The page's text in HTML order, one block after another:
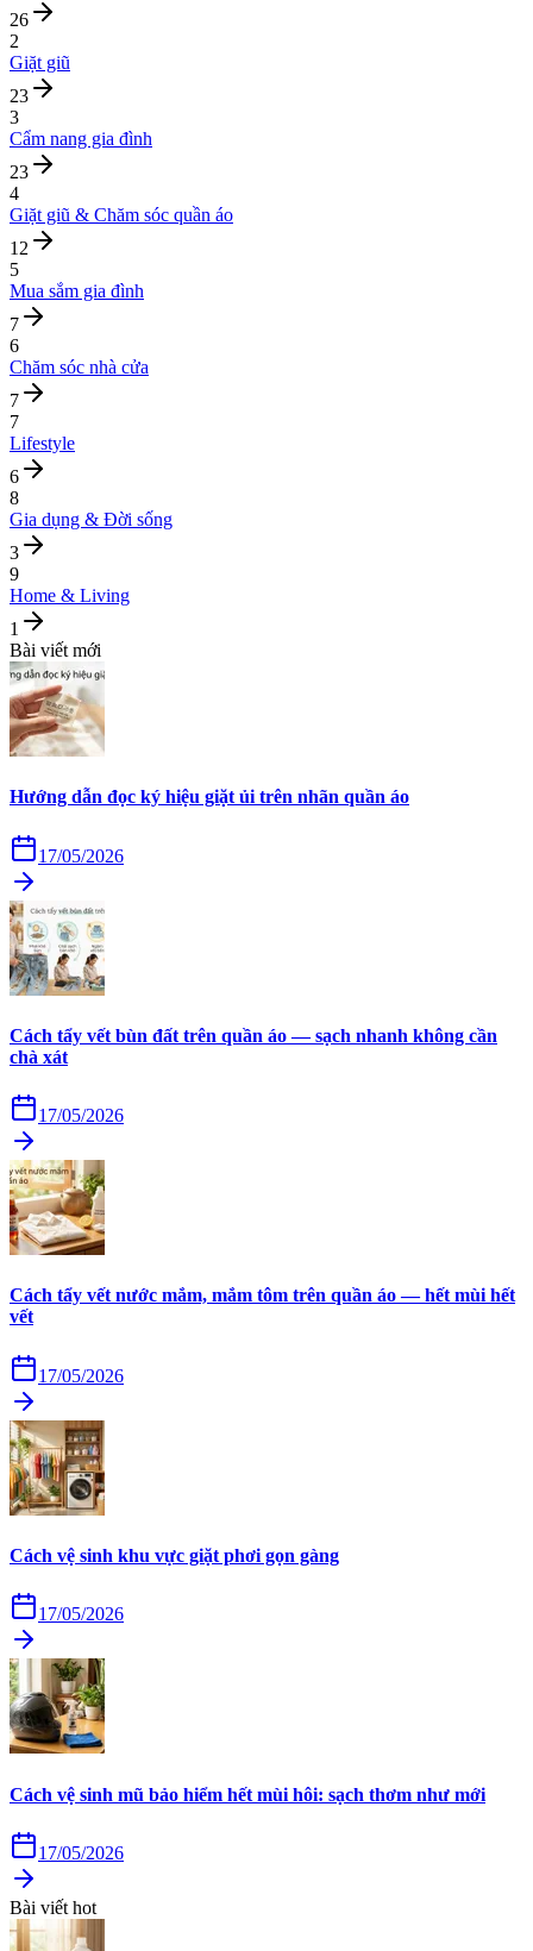
26
2
Giặt giũ
23
3
Cẩm nang gia đình
23
4
Giặt giũ & Chăm sóc quần áo
12
5
Mua sắm gia đình
7
6
Chăm sóc nhà cửa
7
7
Lifestyle
6
8
Gia dụng & Đời sống
3
9
Home & Living
1
Bài viết mới
Hướng dẫn đọc ký hiệu giặt ủi trên nhãn quần áo
17/05/2026
Cách tẩy vết bùn đất trên quần áo — sạch nhanh không cần
chà xát
17/05/2026
Cách tẩy vết nước mắm, mắm tôm trên quần áo — hết mùi hết
vết
17/05/2026
Cách vệ sinh khu vực giặt phơi gọn gàng
17/05/2026
Cách vệ sinh mũ bảo hiểm hết mùi hôi: sạch thơm như mới
17/05/2026
Bài viết hot